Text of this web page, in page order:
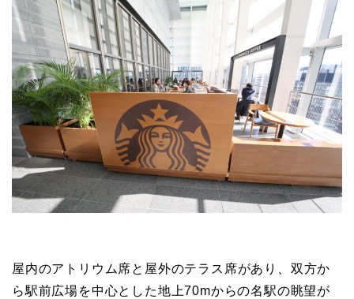
屋内のアトリウム席と屋外のテラス席があり、双方か
ら駅前広場を中心とした地上70mからの名駅の眺望が